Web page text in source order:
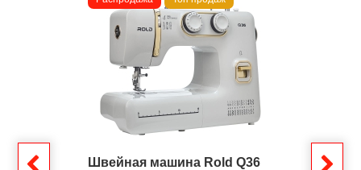
Швейная машина Rold Q36